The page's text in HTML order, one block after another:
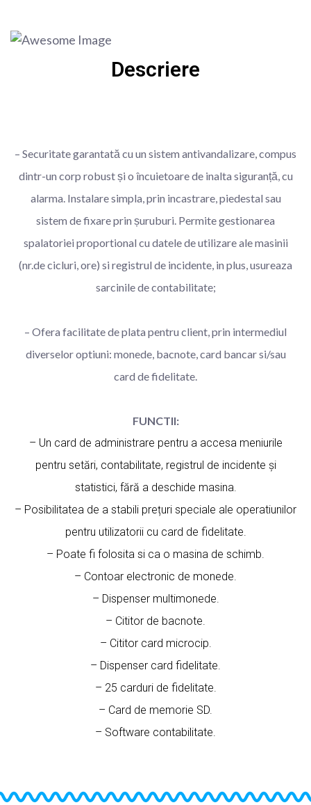
Descriere
– Securitate garantată cu un sistem antivandalizare, compus
dintr-un corp robust și o încuietoare de inalta siguranță, cu
alarma. Instalare simpla, prin incastrare, piedestal sau
sistem de fixare prin șuruburi. Permite gestionarea
spalatoriei proportional cu datele de utilizare ale masinii
(nr.de cicluri, ore) si registrul de incidente, in plus, usureaza
sarcinile de contabilitate;
– Ofera facilitate de plata pentru client, prin intermediul
diverselor optiuni: monede, bacnote, card bancar si/sau
card de fidelitate.
FUNCTII:
– Un card de administrare pentru a accesa meniurile
pentru setări, contabilitate, registrul de incidente și
statistici, fără a deschide masina.
– Posibilitatea de a stabili prețuri speciale ale operatiunilor
pentru utilizatorii cu card de fidelitate.
– Poate fi folosita si ca o masina de schimb.
– Contoar electronic de monede.
– Dispenser multimonede.
– Cititor de bacnote.
– Cititor card microcip.
– Dispenser card fidelitate.
– 25 carduri de fidelitate.
– Card de memorie SD.
– Software contabilitate.